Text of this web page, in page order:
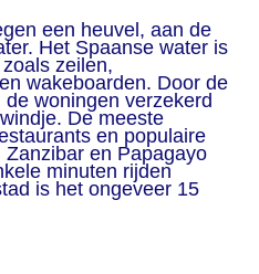
een heuvel, aan de
Het Spaanse water is
zeilen,
wakeboarden. Door de
woningen verzekerd
De meeste
en populaire
en Papagayo
minuten rijden
is het ongeveer 15